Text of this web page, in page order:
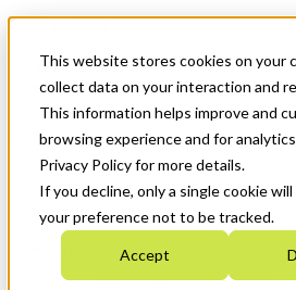
This website stores cookies on your
collect data on your interaction and
This information helps improve and
browsing experience and for
Privacy Policy for more details.
If you decline, only a single cookie
your preference not to be tracked.
Accept
News & Events
Get Started
Menu
Who We Are
Strategic Plan 2026-2030